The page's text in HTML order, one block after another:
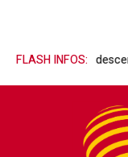
FLASH INFOS:
qui a